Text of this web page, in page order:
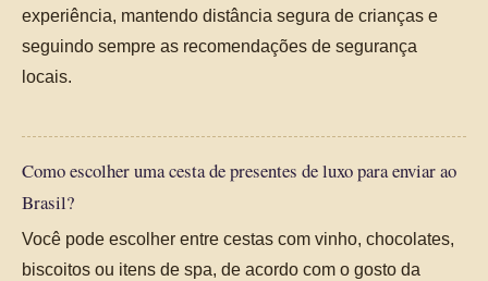
experiência, mantendo distância segura de crianças e
seguindo sempre as recomendações de segurança
locais.
Como escolher uma cesta de presentes de luxo para enviar ao
Brasil?
Você pode escolher entre cestas com vinho, chocolates,
biscoitos ou itens de spa, de acordo com o gosto da